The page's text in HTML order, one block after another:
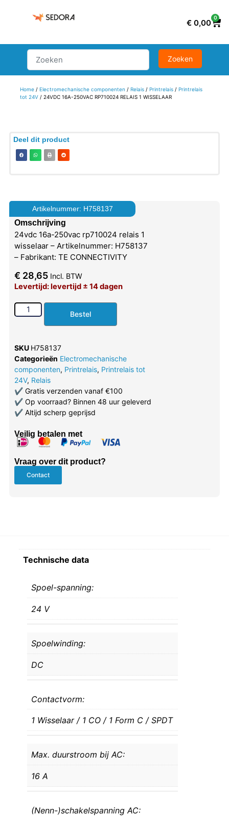
€ 0,00
0
Home/ Electromechanische componenten / Relais/ Printrelais/ Printrelais
tot 24V/ 24VDC 16A-250VAC RP710024 RELAIS 1 WISSELAAR
Deel dit product
Artikelnummer: H758137
Omschrijving
24vdc 16a-250vac rp710024 relais 1
wisselaar – Artikelnummer: H758137
– Fabrikant: TE CONNECTIVITY
€ 28,65 Incl. BTW
Levertijd: levertijd ± 14 dagen
Bestel
SKU H758137
Categorieën Electromechanische
componenten, Printrelais, Printrelais tot
24V, Relais
✔Gratis verzenden vanaf €100
✔Op voorraad? Binnen 48 uur geleverd
✔Altijd scherp geprijsd
Veilig betalen met
Vraag over dit product?
Contact
Technische data
Spoel-spanning:
24 V
Spoelwinding:
DC
Contactvorm:
1 Wisselaar / 1 CO / 1 Form C / SPDT
Max. duurstroom bij AC:
16 A
(Nenn-)schakelspanning AC: